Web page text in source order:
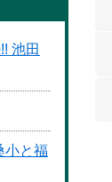
池田
小と福